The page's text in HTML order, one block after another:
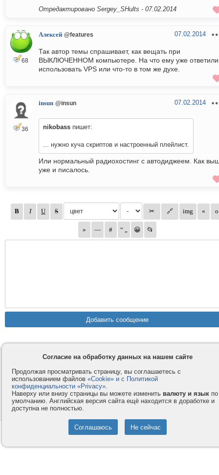
Отредактировано Sergey_SHults - 07.02.2014
68
Алексей @features 07.02.2014
Так автор темы спрашивает, как вещать при
ВЫКЛЮЧЕННОМ компьютере. На что ему уже
использовать VPS или что-то в том же духе.
36
insun @insun 07.02.2014
nikobass пишет:
... нужно куча скриптов и настроенный плейлист.
Или нормальный радиохостинг с автодиджеем. Как
уже и писалось.
Контакты
Компания
Privacy и Cookie
Правила и условия
Услуги
Как оплатить
Форумы
© 2008-2026VMESTE.EU
Согласие на обработку данных на нашем сайте
Продолжая просматривать страницу, вы соглашаетесь с
использованием файлов «Cookie» и с Политикой
конфиденциальности «Privacy».
Наверху или внизу страницы вы можете изменить валюту и язык по
умолчанию. Английская версия сайта ещё находится в доработке и
доступна не полностью.